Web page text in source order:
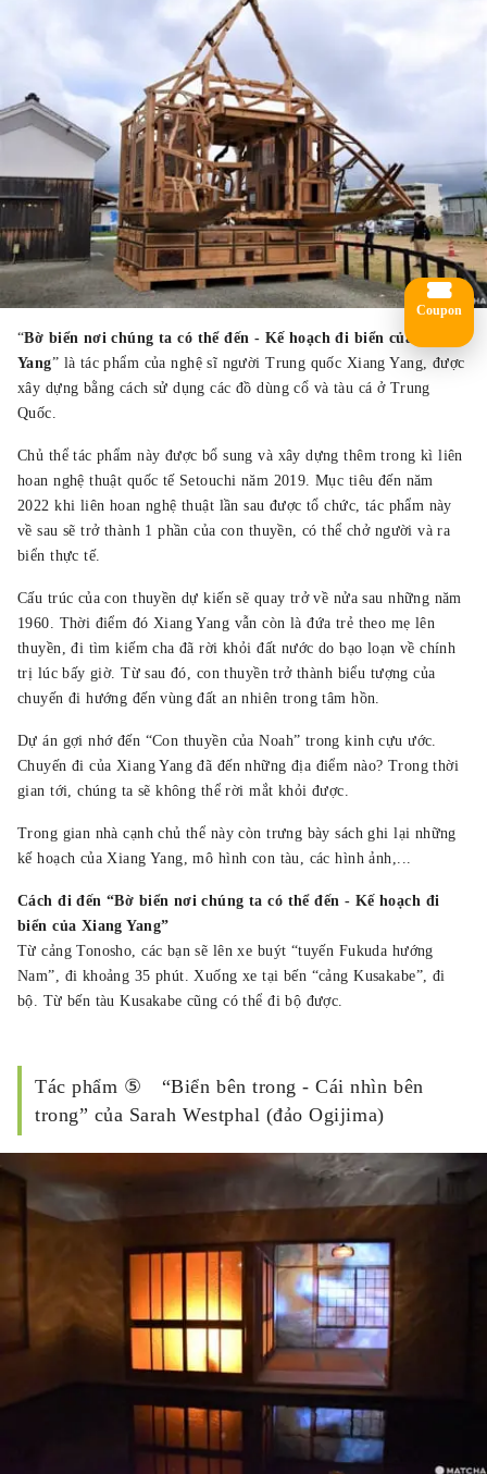
“Bờ biển nơi chúng ta có thể đến - Kế hoạch đi biển của Xiang
Yang” là tác phẩm của nghệ sĩ người Trung quốc Xiang Yang, được
xây dựng bằng cách sử dụng các đồ dùng cổ và tàu cá ở Trung
Quốc.
Chủ thể tác phẩm này được bổ sung và xây dựng thêm trong kì liên
hoan nghệ thuật quốc tế Setouchi năm 2019. Mục tiêu đến năm
2022 khi liên hoan nghệ thuật lần sau được tổ chức, tác phẩm này
về sau sẽ trở thành 1 phần của con thuyền, có thể chở người và ra
biển thực tế.
Cấu trúc của con thuyền dự kiến sẽ quay trở về nửa sau những năm
1960. Thời điểm đó Xiang Yang vẫn còn là đứa trẻ theo mẹ lên
thuyền, đi tìm kiếm cha đã rời khỏi đất nước do bạo loạn về chính
trị lúc bấy giờ. Từ sau đó, con thuyền trở thành biểu tượng của
chuyến đi hướng đến vùng đất an nhiên trong tâm hồn.
Dự án gợi nhớ đến “Con thuyền của Noah” trong kinh cựu ước.
Chuyến đi của Xiang Yang đã đến những địa điểm nào? Trong thời
gian tới, chúng ta sẽ không thể rời mắt khỏi được.
Trong gian nhà cạnh chủ thể này còn trưng bày sách ghi lại những
kế hoạch của Xiang Yang, mô hình con tàu, các hình ảnh,...
Cách đi đến “Bờ biển nơi chúng ta có thể đến - Kế hoạch đi
biển của Xiang Yang”
Từ cảng Tonosho, các bạn sẽ lên xe buýt “tuyến Fukuda hướng
Nam”, đi khoảng 35 phút. Xuống xe tại bến “cảng Kusakabe”, đi
bộ. Từ bến tàu Kusakabe cũng có thể đi bộ được.
Tác phẩm ⑤ “Biển bên trong - Cái nhìn bên
trong” của Sarah Westphal (đảo Ogijima)
Coupon